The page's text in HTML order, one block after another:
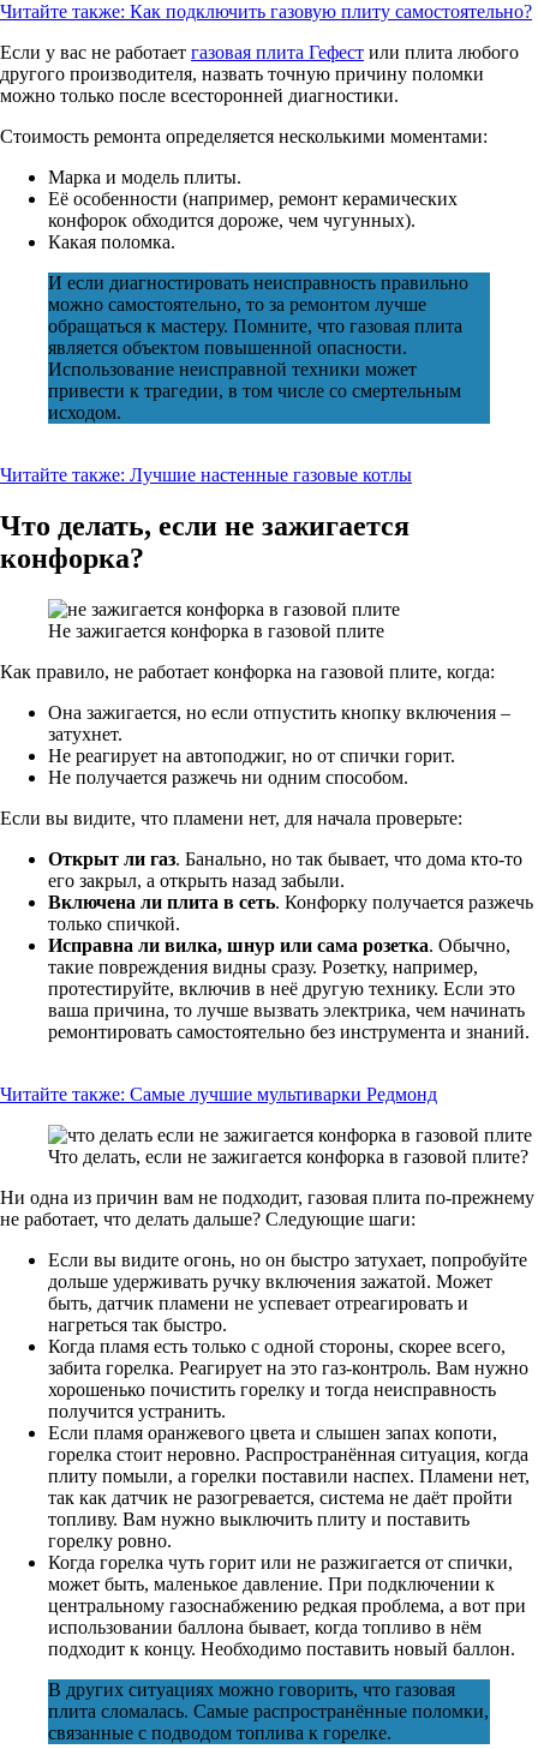
Читайте также: Как подключить газовую плиту самостоятельно?
Если у вас не работает газовая плита Гефест или плита любого
другого производителя, назвать точную причину поломки
можно только после всесторонней диагностики.
Стоимость ремонта определяется несколькими моментами:
Марка и модель плиты.
Её особенности (например, ремонт керамических
конфорок обходится дороже, чем чугунных).
Какая поломка.
И если диагностировать неисправность правильно
можно самостоятельно, то за ремонтом лучше
обращаться к мастеру. Помните, что газовая плита
является объектом повышенной опасности.
Использование неисправной техники может
привести к трагедии, в том числе со смертельным
исходом.
Читайте также: Лучшие настенные газовые котлы
Что делать, если не зажигается
конфорка?
Не зажигается конфорка в газовой плите
Как правило, не работает конфорка на газовой плите, когда:
Она зажигается, но если отпустить кнопку включения –
затухнет.
Не реагирует на автоподжиг, но от спички горит.
Не получается разжечь ни одним способом.
Если вы видите, что пламени нет, для начала проверьте:
Открыт ли газ. Банально, но так бывает, что дома кто-то
его закрыл, а открыть назад забыли.
Включена ли плита в сеть. Конфорку получается разжечь
только спичкой.
Исправна ли вилка, шнур или сама розетка. Обычно,
такие повреждения видны сразу. Розетку, например,
протестируйте, включив в неё другую технику. Если это
ваша причина, то лучше вызвать электрика, чем начинать
ремонтировать самостоятельно без инструмента и знаний.
Читайте также: Самые лучшие мультиварки Редмонд
Что делать, если не зажигается конфорка в газовой плите?
Ни одна из причин вам не подходит, газовая плита по-прежнему
не работает, что делать дальше? Следующие шаги:
Если вы видите огонь, но он быстро затухает, попробуйте
дольше удерживать ручку включения зажатой. Может
быть, датчик пламени не успевает отреагировать и
нагреться так быстро.
Когда пламя есть только с одной стороны, скорее всего,
забита горелка. Реагирует на это газ-контроль. Вам нужно
хорошенько почистить горелку и тогда неисправность
получится устранить.
Если пламя оранжевого цвета и слышен запах копоти,
горелка стоит неровно. Распространённая ситуация, когда
плиту помыли, а горелки поставили наспех. Пламени нет,
так как датчик не разогревается, система не даёт пройти
топливу. Вам нужно выключить плиту и поставить
горелку ровно.
Когда горелка чуть горит или не разжигается от спички,
может быть, маленькое давление. При подключении к
центральному газоснабжению редкая проблема, а вот при
использовании баллона бывает, когда топливо в нём
подходит к концу. Необходимо поставить новый баллон.
В других ситуациях можно говорить, что газовая
плита сломалась. Самые распространённые поломки,
связанные с подводом топлива к горелке.